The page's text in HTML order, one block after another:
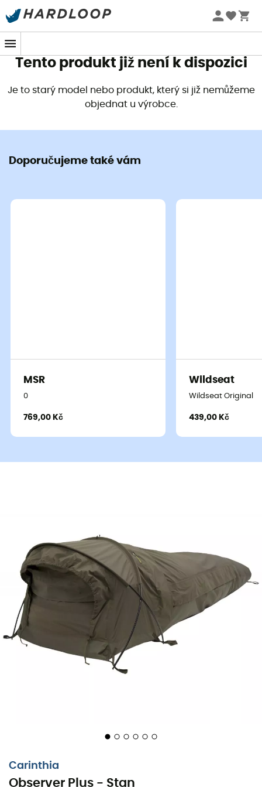
Letní akce 🔥 -5 % EXTRA při nákupu 2 produktů* s kódem
Tento produkt již není k dispozici
Je to starý model nebo produkt, který si již nemůžeme
objednat u výrobce.
Doporučujeme také vám
MSR
0
769,00 Kč
Wildseat
Wildseat Original
439,00 Kč
Carinthia
Observer Plus - Stan